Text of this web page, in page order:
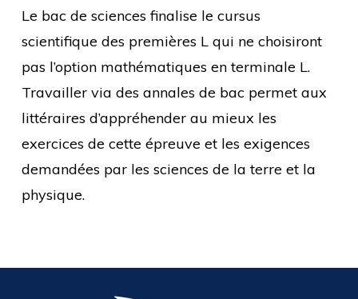
Le bac de sciences finalise le cursus
scientifique des premières L qui ne choisiront
pas l’option mathématiques en terminale L.
Travailler via des annales de bac permet aux
littéraires d’appréhender au mieux les
exercices de cette épreuve et les exigences
demandées par les sciences de la terre et la
physique.